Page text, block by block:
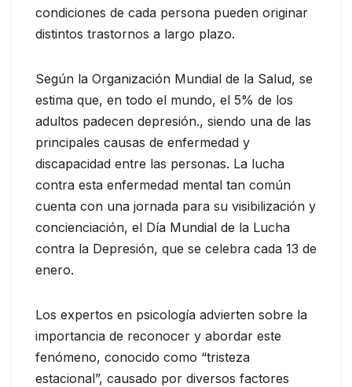
condiciones de cada persona pueden originar
distintos trastornos a largo plazo.
Según la Organización Mundial de la Salud, se
estima que, en todo el mundo, el 5% de los
adultos padecen depresión., siendo una de las
principales causas de enfermedad y
discapacidad entre las personas. La lucha
contra esta enfermedad mental tan común
cuenta con una jornada para su visibilización y
concienciación, el Día Mundial de la Lucha
contra la Depresión, que se celebra cada 13 de
enero.
Los expertos en psicología advierten sobre la
importancia de reconocer y abordar este
fenómeno, conocido como “tristeza
estacional”, causado por diversos factores